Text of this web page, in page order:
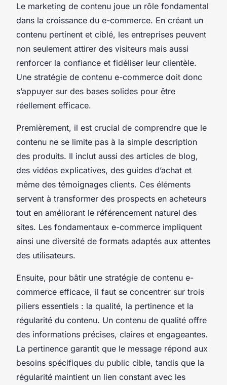
Le marketing de contenu joue un rôle fondamental
dans la croissance du e-commerce. En créant un
contenu pertinent et ciblé, les entreprises peuvent
non seulement attirer des visiteurs mais aussi
renforcer la confiance et fidéliser leur clientèle.
Une stratégie de contenu e-commerce doit donc
s’appuyer sur des bases solides pour être
réellement efficace.
Premièrement, il est crucial de comprendre que le
contenu ne se limite pas à la simple description
des produits. Il inclut aussi des articles de blog,
des vidéos explicatives, des guides d’achat et
même des témoignages clients. Ces éléments
servent à transformer des prospects en acheteurs
tout en améliorant le référencement naturel des
sites. Les fondamentaux e-commerce impliquent
ainsi une diversité de formats adaptés aux attentes
des utilisateurs.
Ensuite, pour bâtir une stratégie de contenu e-
commerce efficace, il faut se concentrer sur trois
piliers essentiels : la qualité, la pertinence et la
régularité du contenu. Un contenu de qualité offre
des informations précises, claires et engageantes.
La pertinence garantit que le message répond aux
besoins spécifiques du public cible, tandis que la
régularité maintient un lien constant avec les